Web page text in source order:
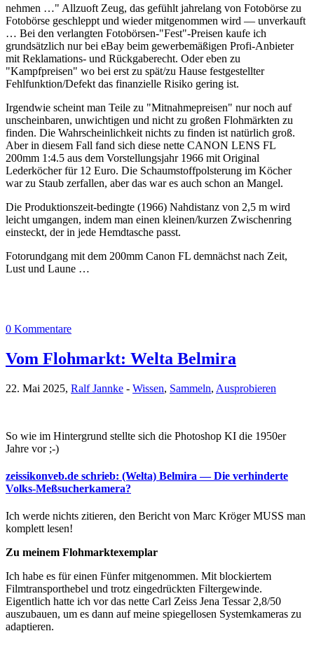
nehmen …" Allzuoft Zeug, das gefühlt jahrelang von Fotobörse zu
Fotobörse geschleppt und wieder mitgenommen wird — unverkauft
… Bei den verlangten Fotobörsen-"Fest"-Preisen kaufe ich
grundsätzlich nur bei eBay beim gewerbemäßigen Profi-Anbieter
mit Reklamations- und Rückgaberecht. Oder eben zu
"Kampfpreisen" wo bei erst zu spät/zu Hause festgestellter
Fehlfunktion/Defekt das finanzielle Risiko gering ist.
Irgendwie scheint man Teile zu "Mitnahmepreisen" nur noch auf
unscheinbaren, unwichtigen und nicht zu großen Flohmärkten zu
finden. Die Wahrscheinlichkeit nichts zu finden ist natürlich groß.
Aber in diesem Fall fand sich diese nette CANON LENS FL
200mm 1:4.5 aus dem Vorstellungsjahr 1966 mit Original
Lederköcher für 12 Euro. Die Schaumstoffpolsterung im Köcher
war zu Staub zerfallen, aber das war es auch schon an Mangel.
Die Produktionszeit-bedingte (1966) Nahdistanz von 2,5 m wird
leicht umgangen, indem man einen kleinen/kurzen Zwischenring
einsteckt, der in jede Hemdtasche passt.
Fotorundgang mit dem 200mm Canon FL demnächst nach Zeit,
Lust und Laune …
0 Kommentare
Vom Flohmarkt: Welta Belmira
22. Mai 2025, Ralf Jannke - Wissen, Sammeln, Ausprobieren
So wie im Hintergrund stellte sich die Photoshop KI die 1950er
Jahre vor ;-)
zeissikonveb.de schrieb: (Welta) Belmira — Die verhinderte
Volks-Meßsucherkamera?
Ich werde nichts zitieren, den Bericht von Marc Kröger MUSS man
komplett lesen!
Zu meinem Flohmarktexemplar
Ich habe es für einen Fünfer mitgenommen. Mit blockiertem
Filmtransporthebel und trotz eingedrückten Filtergewinde.
Eigentlich hatte ich vor das nette Carl Zeiss Jena Tessar 2,8/50
auszubauen, um es dann auf meine spiegellosen Systemkameras zu
adaptieren.